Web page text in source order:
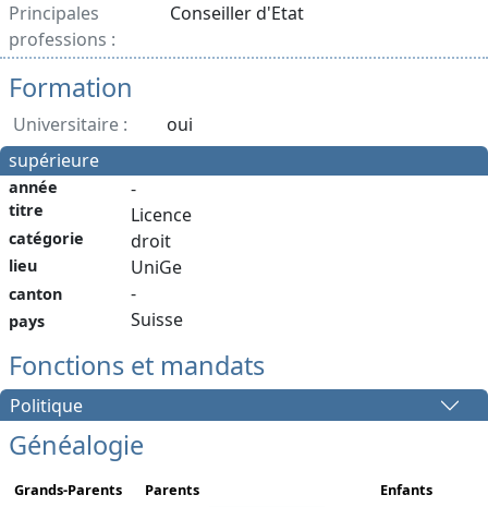
Principales
professions :
Conseiller d'Etat
Formation
Universitaire :
oui
supérieure
année
titre
catégorie
lieu
canton
pays
-
Licence
droit
UniGe
-
Suisse
Fonctions et mandats
Politique
Généalogie
Grands-Parents Parents Enfants